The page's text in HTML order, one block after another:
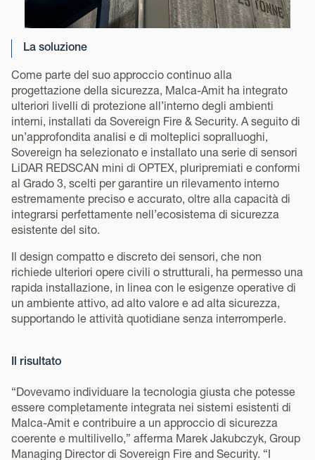
La soluzione
Come parte del suo approccio continuo alla
progettazione della sicurezza, Malca-Amit ha integrato
ulteriori livelli di protezione all’interno degli ambienti
interni, installati da Sovereign Fire & Security. A seguito di
un’approfondita analisi e di molteplici sopralluoghi,
Sovereign ha selezionato e installato una serie di sensori
LiDAR REDSCAN mini di OPTEX, pluripremiati e conformi
al Grado 3, scelti per garantire un rilevamento interno
estremamente preciso e accurato, oltre alla capacità di
integrarsi perfettamente nell’ecosistema di sicurezza
esistente del sito.
Il design compatto e discreto dei sensori, che non
richiede ulteriori opere civili o strutturali, ha permesso una
rapida installazione, in linea con le esigenze operative di
un ambiente attivo, ad alto valore e ad alta sicurezza,
supportando le attività quotidiane senza interromperle.
Il risultato
“Dovevamo individuare la tecnologia giusta che potesse
essere completamente integrata nei sistemi esistenti di
Malca-Amit e contribuire a un approccio di sicurezza
coerente e multilivello,” afferma Marek Jakubczyk, Group
Managing Director di Sovereign Fire and Security. “I